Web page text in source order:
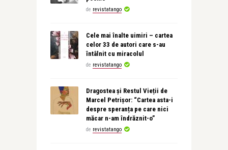
de revistatango
Cele mai înalte uimiri – cartea
celor 33 de autori care s-au
întâlnit cu miracolul
de revistatango
Dragostea și Restul Vieții de
Marcel Petrișor: “Cartea asta-i
despre speranța pe care nici
măcar n-am îndrăznit-o”
de revistatango